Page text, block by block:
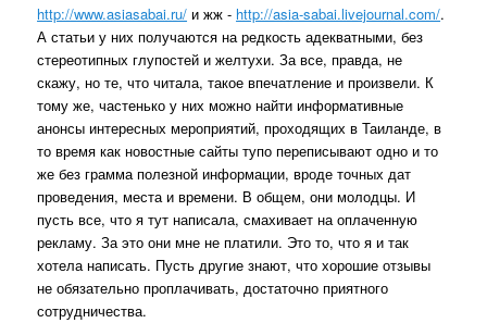
http://www.asiasabai.ru/ и жж - http://asia-sabai.livejournal.com/.
А статьи у них получаются на редкость адекватными, без
стереотипных глупостей и желтухи. За все, правда, не
скажу, но те, что читала, такое впечатление и произвели. К
тому же, частенько у них можно найти информативные
анонсы интересных мероприятий, проходящих в Таиланде, в
то время как новостные сайты тупо переписывают одно и то
же без грамма полезной информации, вроде точных дат
проведения, места и времени. В общем, они молодцы. И
пусть все, что я тут написала, смахивает на оплаченную
рекламу. За это они мне не платили. Это то, что я и так
хотела написать. Пусть другие знают, что хорошие отзывы
не обязательно проплачивать, достаточно приятного
сотрудничества.